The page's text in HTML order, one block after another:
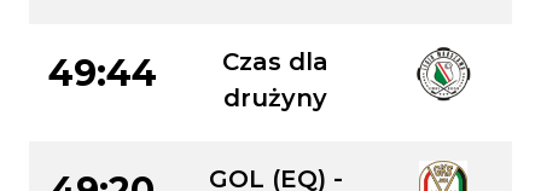
49:44
Czas dla
drużyny
GOL (EQ) -